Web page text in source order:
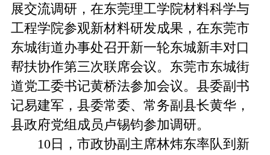
展交流调研，在东莞理工学院材料科学与
工程学院参观新材料研发成果，在东莞市
东城街道办事处召开新一轮东城新丰对口
帮扶协作第三次联席会议。东莞市东城街
道党工委书记黄桥法参加会议。县委副书
记易建军，县委常委、常务副县长黄华，
县政府党组成员卢锡钧参加调研。
10日，市政协副主席林炜东率队到新